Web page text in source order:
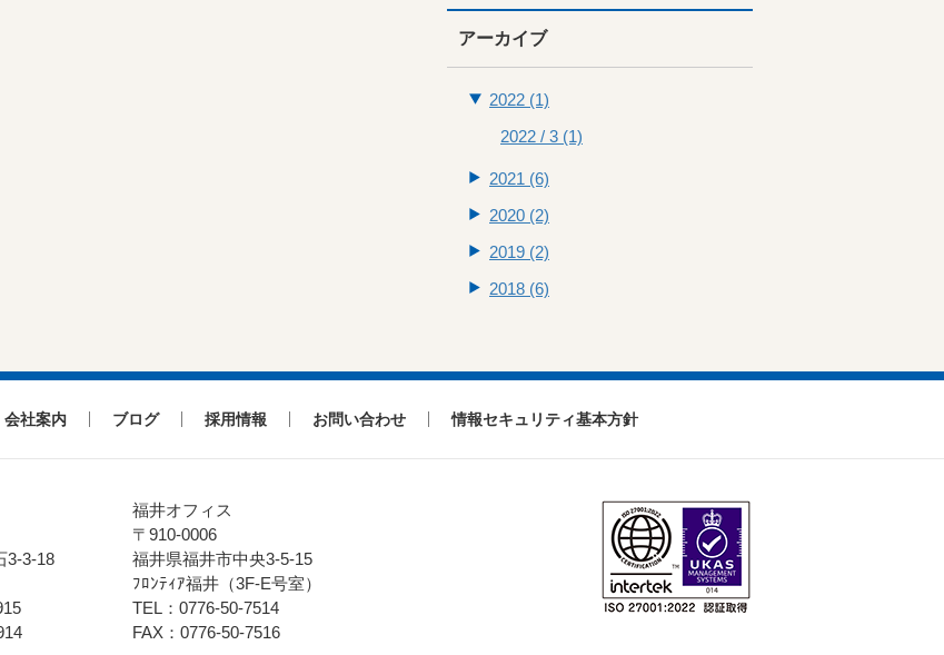
アーカイブ
2022 (1)
2022 / 3 (1)
2021 (6)
2020 (2)
2019 (2)
2018 (6)
会社案内 ブログ 採用情報 お問い合わせ 情報セキュリティ基本方針
3-3-18
福井オフィス
〒910-0006
福井県福井市中央3-5-15
ﾌﾛﾝﾃｨｱ福井（3F-E号室）
TEL：0776-50-7514
FAX：0776-50-7516